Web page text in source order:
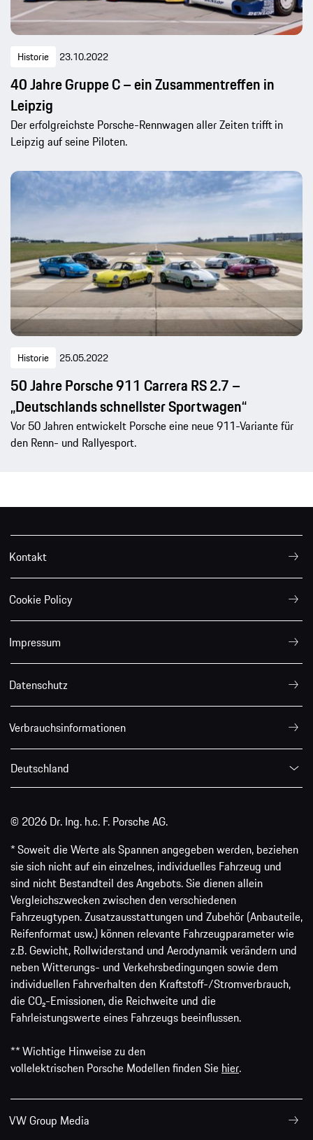
Historie 23.10.2022
40 Jahre Gruppe C – ein Zusammentreffen in
Leipzig
Der erfolgreichste Porsche-Rennwagen aller Zeiten trifft in
Leipzig auf seine Piloten.
Historie 25.05.2022
50 Jahre Porsche 911 Carrera RS 2.7 –
„Deutschlands schnellster Sportwagen“
Vor 50 Jahren entwickelt Porsche eine neue 911-Variante für
den Renn- und Rallyesport.
Kontakt
Cookie Policy
Impressum
Datenschutz
Verbrauchsinformationen
Deutschland
© 2026 Dr. Ing. h.c. F. Porsche AG.
* Soweit die Werte als Spannen angegeben werden, beziehen
sie sich nicht auf ein einzelnes, individuelles Fahrzeug und
sind nicht Bestandteil des Angebots. Sie dienen allein
Vergleichszwecken zwischen den verschiedenen
Fahrzeugtypen. Zusatzausstattungen und Zubehör (Anbauteile,
Reifenformat usw.) können relevante Fahrzeugparameter wie
z.B. Gewicht, Rollwiderstand und Aerodynamik verändern und
neben Witterungs- und Verkehrsbedingungen sowie dem
individuellen Fahrverhalten den Kraftstoff-/Stromverbrauch,
die CO₂-Emissionen, die Reichweite und die
Fahrleistungswerte eines Fahrzeugs beeinflussen.
** Wichtige Hinweise zu den
vollelektrischen Porsche Modellen finden Sie hier.
VW Group Media